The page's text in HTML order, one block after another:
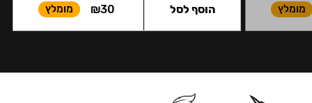
מומלץ ₪30 מומלץ הוסף לסל